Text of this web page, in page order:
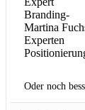
Oder noch